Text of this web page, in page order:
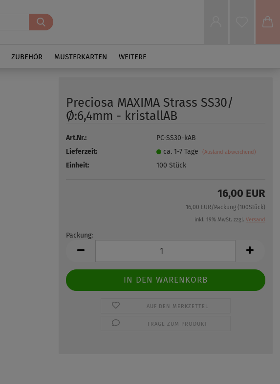
ZUBEHÖR MUSTERKARTEN WEITERE
Preciosa MAXIMA Strass SS30/
Ø:6,4mm - kristallAB
Art.Nr.:
PC-SS30-kAB
Lieferzeit:
ca. 1-7 Tage (Ausland abweichend)
Einheit: 100 Stück
16,00 EUR
16,00 EUR/Packung (100Stück)
inkl. 19% MwSt. zzgl. Versand
Packung:
Packung
AUF DEN MERKZETTEL
FRAGE ZUM PRODUKT